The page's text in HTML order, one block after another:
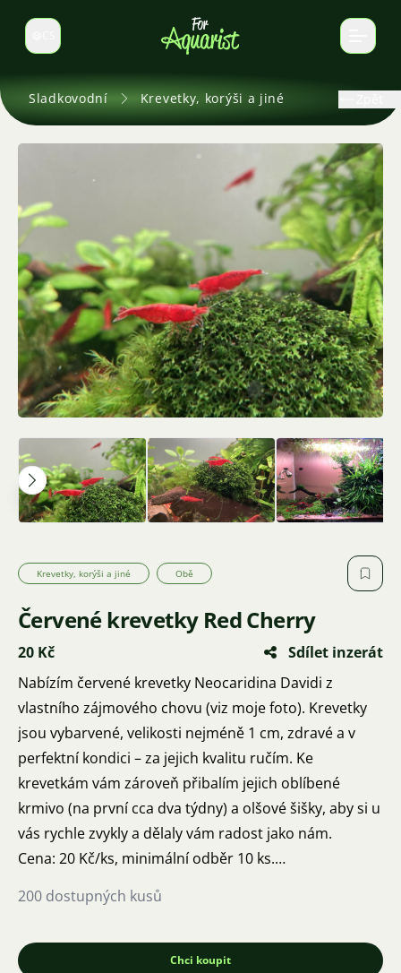
Select language
Sladkovodní Krevetky, korýši a jiné
Krevetky, korýši a jiné Obě
Červené krevetky Red Cherry
20 Kč
Sdílet inzerát
Nabízím červené krevetky Neocaridina Davidi z
vlastního zájmového chovu (viz moje foto). Krevetky
jsou vybarvené, velikosti nejméně 1 cm, zdravé a v
perfektní kondici – za jejich kvalitu ručím. Ke
krevetkám vám zároveň přibalím jejich oblíbené
krmivo (na první cca dva týdny) a olšové šišky, aby si u
vás rychle zvykly a dělaly vám radost jako nám.
Cena: 20 Kč/ks, minimální odběr 10 ks.
dohodě kdykoliv, možno i zaslat poštou/Zásilkovnou.
SMS nebo WhatsApp kdykoliv. O víkendu kdykoliv.
200 dostupných kusů
Chci koupit